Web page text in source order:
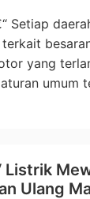
Setiap
yang
umum
Listrik
Ulang